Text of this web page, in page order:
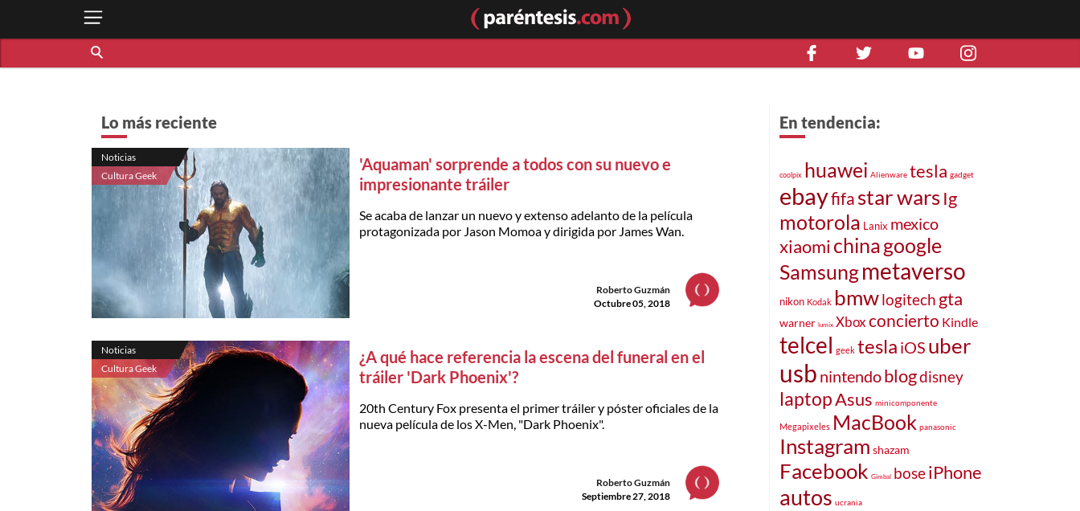
Lo más reciente
Noticias
Cultura Geek
'Aquaman' sorprende a todos con su nuevo e
impresionante tráiler
Se acaba de lanzar un nuevo y extenso adelanto de la película
protagonizada por Jason Momoa y dirigida por James Wan.
Roberto Guzmán
Octubre 05, 2018
Noticias
Cultura Geek
¿A qué hace referencia la escena del funeral en el
tráiler 'Dark Phoenix'?
20th Century Fox presenta el primer tráiler y póster oficiales de la
nueva película de los X-Men, "Dark Phoenix".
Roberto Guzmán
Septiembre 27, 2018
En tendencia:
coolpix huawei Alienware tesla gadget
ebayfifastar warsIg
motorola Lanix mexico
xiaomichinagoogle
Samsungmetaverso
nikon Kodak bmwlogitech gta
warner lumix Xboxconcierto Kindle
telcel geek tesla iOS uber
usb nintendoblogdisney
laptopAsus minicomponente
Megapixeles MacBook panasonic
Instagram shazam
Facebook Gimbal boseiPhone
autos ucrania